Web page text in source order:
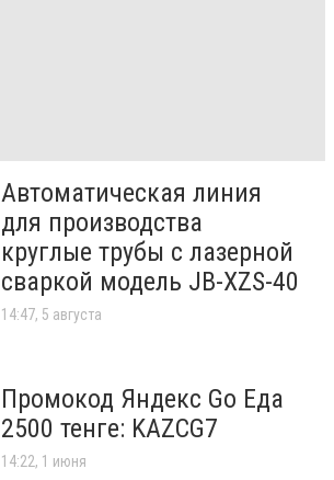
Автоматическая линия
для производства
круглые трубы с лазерной
сваркой модель JB-XZS-40
14:47, 5 августа
Промокод Яндекс Go Еда
2500 тенге: KAZCG7
14:22, 1 июня